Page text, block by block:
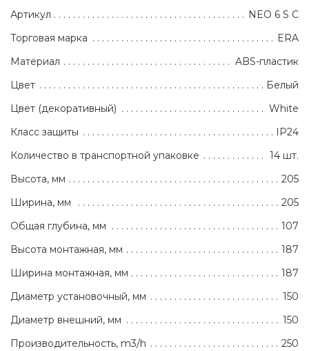
Артикул
NEO 6 S C
Торговая марка
ERA
Материал
ABS-пластик
Цвет
Белый
Цвет (декоративный)
White
Класс защиты
IP24
Количество в транспортной упаковке
14 шт.
Высота, мм
205
Ширина, мм
205
Общая глубина, мм
107
Высота монтажная, мм
187
Ширина монтажная, мм
187
Диаметр установочный, мм
150
Диаметр внешний, мм
150
Производительность, m3/h
250